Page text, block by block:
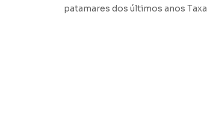
patamares dos últimos anos